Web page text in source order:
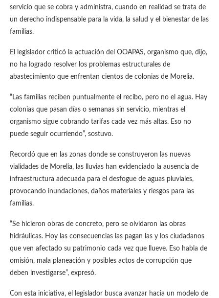
servicio que se cobra y administra, cuando en realidad se trata de
un derecho indispensable para la vida, la salud y el bienestar de las
familias.
El legislador criticó la actuación del OOAPAS, organismo que, dijo,
no ha logrado resolver los problemas estructurales de
abastecimiento que enfrentan cientos de colonias de Morelia.
“Las familias reciben puntualmente el recibo, pero no el agua. Hay
colonias que pasan días o semanas sin servicio, mientras el
organismo sigue cobrando tarifas cada vez más altas. Eso no
puede seguir ocurriendo”, sostuvo.
Recordó que en las zonas donde se construyeron las nuevas
vialidades de Morelia, las lluvias han evidenciado la ausencia de
infraestructura adecuada para el desfogue de aguas pluviales,
provocando inundaciones, daños materiales y riesgos para las
familias.
“Se hicieron obras de concreto, pero se olvidaron las obras
hidráulicas. Hoy las consecuencias las pagan las y los ciudadanos
que ven afectado su patrimonio cada vez que llueve. Eso habla de
omisión, mala planeación y posibles actos de corrupción que
deben investigarse”, expresó.
Con esta iniciativa, el legislador busca avanzar hacia un modelo de